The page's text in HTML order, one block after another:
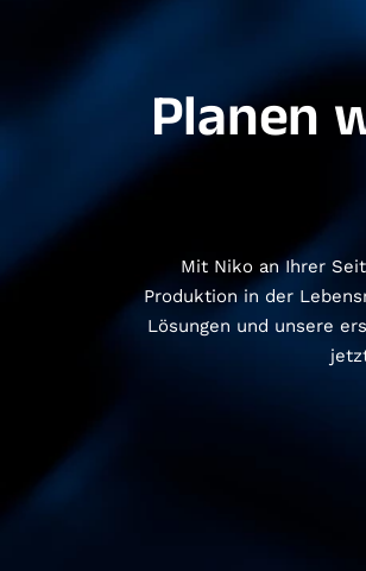
Planen
Mit Niko an Ihrer
Produktion in der
Lösungen und unsere